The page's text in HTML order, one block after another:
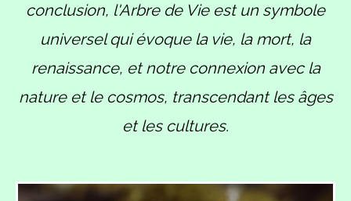
conclusion, l'Arbre de Vie est un symbole
universel qui évoque la vie, la mort, la
renaissance, et notre connexion avec la
nature et le cosmos, transcendant les âges
et les cultures.